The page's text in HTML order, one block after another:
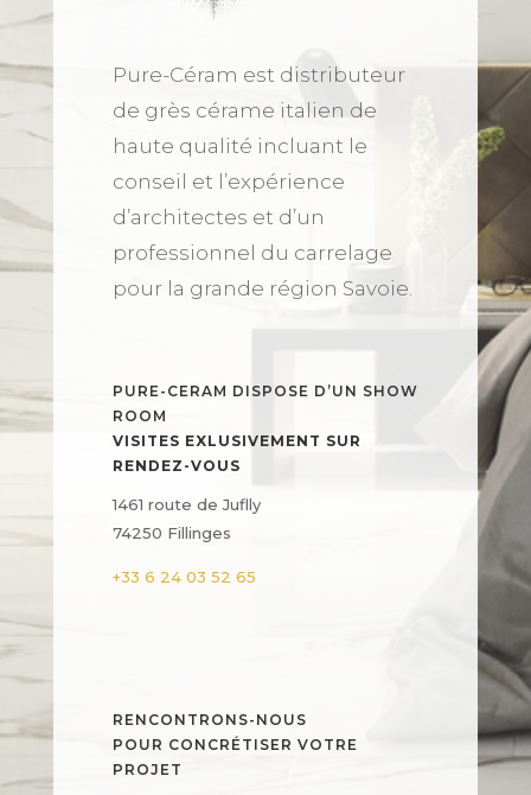
Pure-Céram est distributeur
de grès cérame italien de
haute qualité incluant le
conseil et l’expérience
d’architectes et d’un
professionnel du carrelage
pour la grande région Savoie.
PURE-CERAM DISPOSE D’UN SHOW
ROOM
VISITES EXLUSIVEMENT SUR
RENDEZ-VOUS
1461 route de Juflly
74250 Fillinges
+33 6 24 03 52 65
RENCONTRONS-NOUS
POUR CONCRÉTISER VOTRE
PROJET